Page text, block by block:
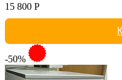
15 800 Р
-50%